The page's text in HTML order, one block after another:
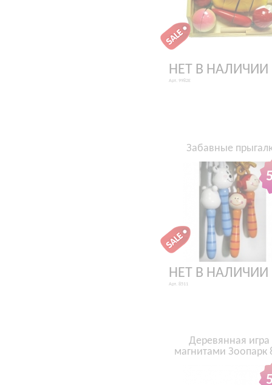
НЕТ В НАЛИЧИИ
Арт. 9982E
Забавные
НЕТ В НАЛИЧИИ
Арт. 8511
Деревянная игра
магнитами Зоопарк